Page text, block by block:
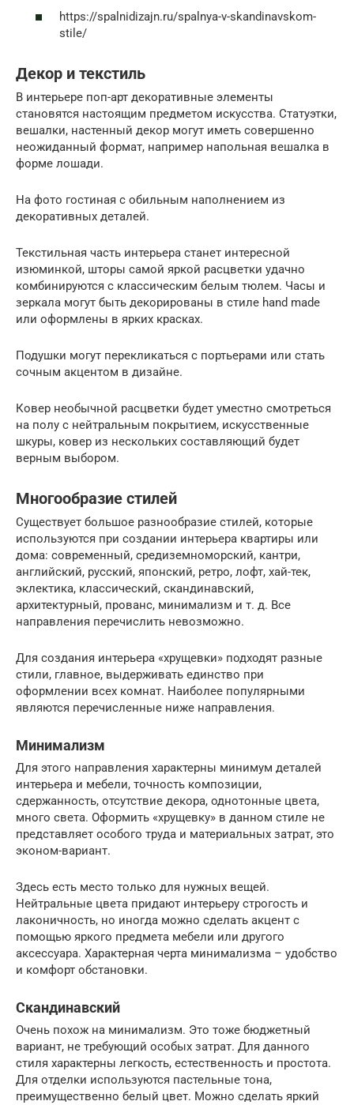
https://spalnidizajn.ru/spalnya-v-skandinavskom-
stile/
Декор и текстиль
В интерьере поп-арт декоративные элементы
становятся настоящим предметом искусства. Статуэтки,
вешалки, настенный декор могут иметь совершенно
неожиданный формат, например напольная вешалка в
форме лошади.
На фото гостиная с обильным наполнением из
декоративных деталей.
Текстильная часть интерьера станет интересной
изюминкой, шторы самой яркой расцветки удачно
комбинируются с классическим белым тюлем. Часы и
зеркала могут быть декорированы в стиле hand made
или оформлены в ярких красках.
Подушки могут перекликаться с портьерами или стать
сочным акцентом в дизайне.
Ковер необычной расцветки будет уместно смотреться
на полу с нейтральным покрытием, искусственные
шкуры, ковер из нескольких составляющий будет
верным выбором.
Многообразие стилей
Существует большое разнообразие стилей, которые
используются при создании интерьера квартиры или
дома: современный, средиземноморский, кантри,
английский, русский, японский, ретро, лофт, хай-тек,
эклектика, классический, скандинавский,
архитектурный, прованс, минимализм и т. д. Все
направления перечислить невозможно.
Для создания интерьера «хрущевки» подходят разные
стили, главное, выдерживать единство при
оформлении всех комнат. Наиболее популярными
являются перечисленные ниже направления.
Минимализм
Для этого направления характерны минимум деталей
интерьера и мебели, точность композиции,
сдержанность, отсутствие декора, однотонные цвета,
много света. Оформить «хрущевку» в данном стиле не
представляет особого труда и материальных затрат, это
эконом-вариант.
Здесь есть место только для нужных вещей.
Нейтральные цвета придают интерьеру строгость и
лаконичность, но иногда можно сделать акцент с
помощью яркого предмета мебели или другого
аксессуара. Характерная черта минимализма – удобство
и комфорт обстановки.
Скандинавский
Очень похож на минимализм. Это тоже бюджетный
вариант, не требующий особых затрат. Для данного
стиля характерны легкость, естественность и простота.
Для отделки используются пастельные тона,
преимущественно белый цвет. Можно сделать яркий